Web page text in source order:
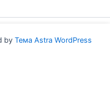
by Тема Astra WordPress